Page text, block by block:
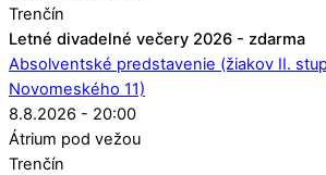
Trenčín
Letné divadelné večery 2026 - zdarma
Absolventské predstavenie (žiakov II.
Novomeského 11)
8.8.2026 - 20:00
Átrium pod vežou
Trenčín